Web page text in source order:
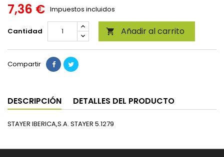
7,36 € Impuestos incluidos
Cantidad  Añadir al carrito
Compartir
DESCRIPCIÓN DETALLES DEL PRODUCTO
STAYER IBERICA,S.A. STAYER 5.1279